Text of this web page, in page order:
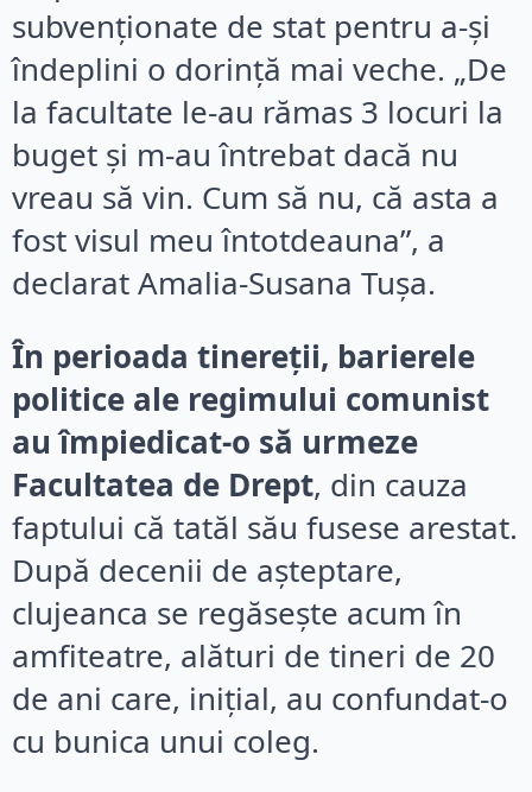
subvenționate de stat pentru a-și
îndeplini o dorință mai veche. „De
la facultate le-au rămas 3 locuri la
buget și m-au întrebat dacă nu
vreau să vin. Cum să nu, că asta a
fost visul meu întotdeauna”, a
declarat Amalia-Susana Tușa.
În perioada tinereții, barierele
politice ale regimului comunist
au împiedicat-o să urmeze
Facultatea de Drept, din cauza
faptului că tatăl său fusese arestat.
După decenii de așteptare,
clujeanca se regăsește acum în
amfiteatre, alături de tineri de 20
de ani care, inițial, au confundat-o
cu bunica unui coleg.